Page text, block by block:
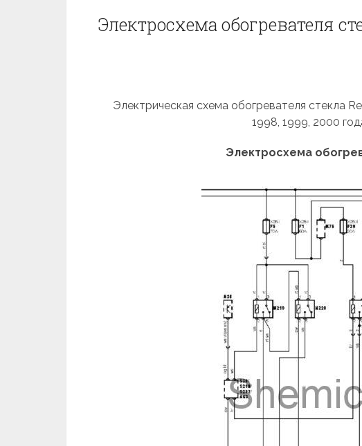
Электросхема обогревателя
Электрическая схема обогревателя стекла
1998, 1999, 2000
Электросхема